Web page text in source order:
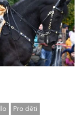
Pro děti